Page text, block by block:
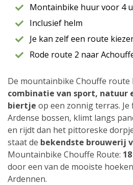
Montainbike huur voor 4
Inclusief helm
Je kan zelf een route
Rode route 2 naar
De mountainbike Chouffe route
combinatie van sport, natuur
biertje op een zonnig terras.
Ardense bossen, klimt langs
en rijdt dan het pittoreske
staat de bekendste brouwerij
Mountainbike Chouffe Route:
door een van de mooiste
Ardennen.